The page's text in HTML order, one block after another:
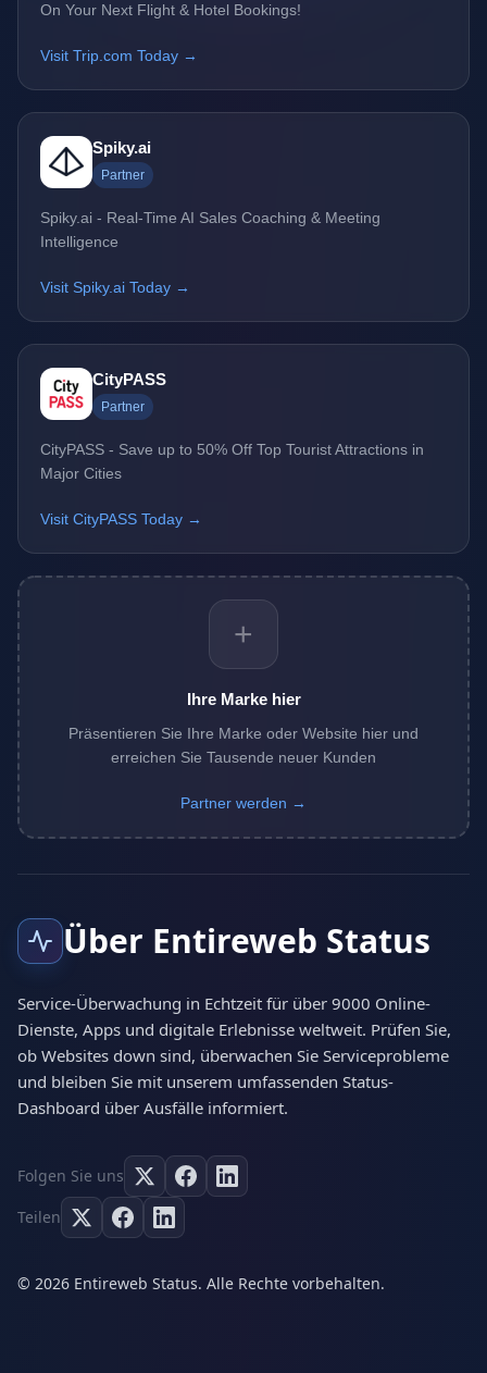
On Your Next Flight & Hotel Bookings!
Visit Trip.com Today →
Spiky.ai
Partner
Spiky.ai - Real-Time AI Sales Coaching & Meeting
Intelligence
Visit Spiky.ai Today →
CityPASS
Partner
CityPASS - Save up to 50% Off Top Tourist Attractions in
Major Cities
Visit CityPASS Today →
+
Ihre Marke hier
Präsentieren Sie Ihre Marke oder Website hier und
erreichen Sie Tausende neuer Kunden
Partner werden →
Über Entireweb Status
Service-Überwachung in Echtzeit für über 9000 Online-
Dienste, Apps und digitale Erlebnisse weltweit. Prüfen Sie,
ob Websites down sind, überwachen Sie Serviceprobleme
und bleiben Sie mit unserem umfassenden Status-
Dashboard über Ausfälle informiert.
Folgen Sie uns
Teilen
© 2026 Entireweb Status. Alle Rechte vorbehalten.